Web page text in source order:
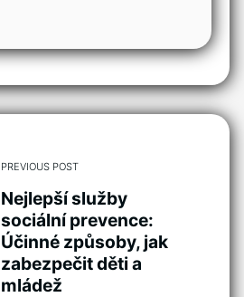
PREVIOUS POST
Nejlepší služby
sociální prevence:
Účinné způsoby, jak
zabezpečit děti a
mládež